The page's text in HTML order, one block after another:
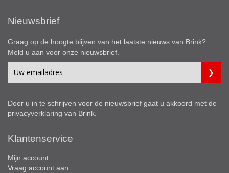
Nieuwsbrief
Graag op de hoogte blijven van het laatste nieuws van Brink?
Meld u aan voor onze nieuwsbrief.
Door u in te schrijven voor de nieuwsbrief gaat u akkoord met de
privacyverklaring van Brink.
Klantenservice
Mijn account
Vraag account aan